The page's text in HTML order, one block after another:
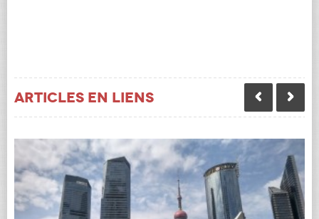
Articles en liens